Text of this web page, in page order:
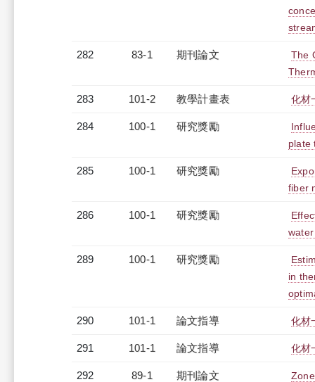
282 83-1 期刊論文
The
283 101-2 教學計畫表 化材
284 100-1 研究獎勵
plate
285 100-1 研究獎勵
fiber
286 100-1 研究獎勵
289 100-1 研究獎勵
in
290 101-1 論文指導 化材
291 101-1 論文指導 化材
292 89-1 期刊論文